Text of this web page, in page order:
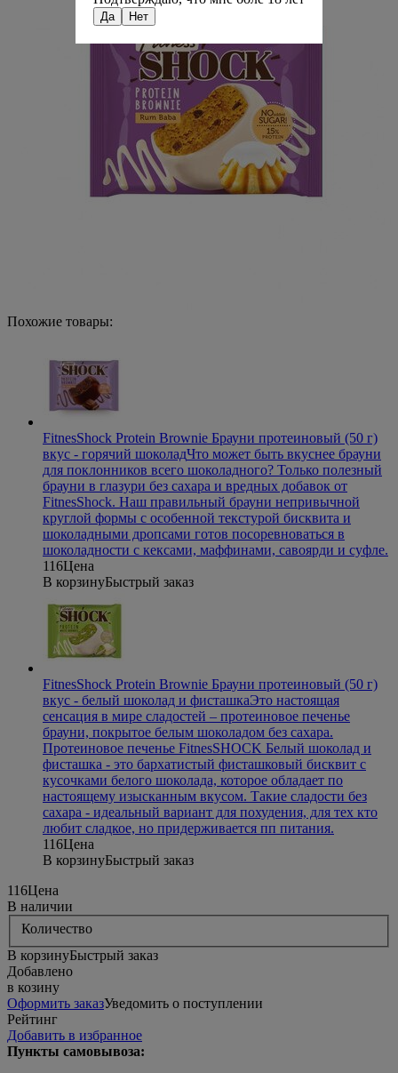
Похожие товары:
FitnesShock Protein Brownie Брауни протеиновый (50 г)
вкус - горячий шоколадЧто может быть вкуснее брауни
для поклонников всего шоколадного? Только полезный
брауни в глазури без сахара и вредных добавок от
FitnesShock. Наш правильный брауни непривычной
круглой формы с особенной текстурой бисквита и
шоколадными дропсами готов посоревноваться в
шоколадности с кексами, маффинами, савоярди и суфле.
116Цена
В корзинуБыстрый заказ
FitnesShock Protein Brownie Брауни протеиновый (50 г)
вкус - белый шоколад и фисташкаЭто настоящая
сенсация в мире сладостей – протеиновое печенье
брауни, покрытое белым шоколадом без сахара.
Протеиновое печенье FitnesSHOCK Белый шоколад и
фисташка - это бархатистый фисташковый бисквит с
кусочками белого шоколада, которое обладает по
настоящему изысканным вкусом. Такие сладости без
сахара - идеальный вариант для похудения, для тех кто
любит сладкое, но придерживается пп питания.
116Цена
В корзинуБыстрый заказ
116Цена
В наличии
Количество
В корзинуБыстрый заказ
Добавлено
в козину
Оформить заказУведомить о поступлении
Рейтинг
Добавить в избранное
Пункты самовывоза:
Да Нет